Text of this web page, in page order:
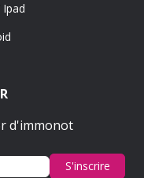
d'immonot
S'inscrire